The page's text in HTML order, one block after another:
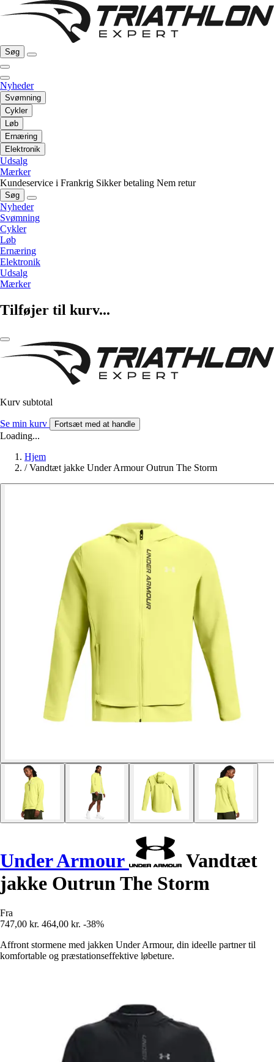
Søg
Nyheder
Svømning
Cykler
Løb
Ernæring
Elektronik
Udsalg
Mærker
Kundeservice i Frankrig Sikker betaling Nem retur
Søg
Nyheder
Svømning
Cykler
Løb
Ernæring
Elektronik
Udsalg
Mærker
Tilføjer til kurv...
Kurv subtotal
Se min kurv Fortsæt med at handle
Loading...
Hjem
/ Vandtæt jakke Under Armour Outrun The Storm
Under Armour
Vandtæt
jakke Outrun The Storm
Fra
747,00 kr. 464,00 kr. -38%
Affront stormene med jakken Under Armour, din ideelle partner til
komfortable og præstationseffektive løbeture.